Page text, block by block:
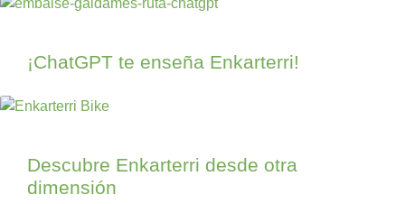
¡ChatGPT te enseña Enkarterri!
Descubre Enkarterri desde otra
dimensión